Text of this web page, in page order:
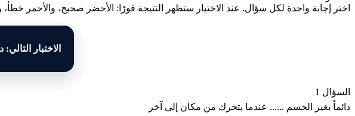
اختر إجابة واحدة لكل سؤال. عند الاختيار ستظهر النتيجة فورًا: الأخضر صحيح، والأحمر
الاختبار
السؤال 1
دائماً يغير الجسم ...... عندما يتحرك من مكان إلى آخر